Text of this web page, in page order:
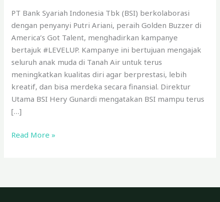
PT Bank Syariah Indonesia Tbk (BSI) berkolaborasi
dengan penyanyi Putri Ariani, peraih Golden Buzzer di
America’s Got Talent, menghadirkan kampanye
bertajuk #LEVELUP. Kampanye ini bertujuan mengajak
seluruh anak muda di Tanah Air untuk terus
meningkatkan kualitas diri agar berprestasi, lebih
kreatif, dan bisa merdeka secara finansial. Direktur
Utama BSI Hery Gunardi mengatakan BSI mampu terus
[…]
Read More »